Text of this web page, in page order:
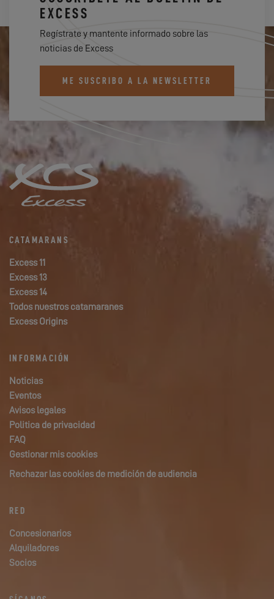
EXCESS
Regístrate y mantente informado sobre las
noticias de Excess
ME SUSCRIBO A LA NEWSLETTER
CATAMARANS
Excess 11
Excess 13
Excess 14
Todos nuestros catamaranes
Excess Origins
INFORMACIÓN
Noticias
Eventos
Avisos legales
Politica de privacidad
FAQ
Gestionar mis cookies
Rechazar las cookies de medición de audiencia
RED
Concesionarios
Alquiladores
Socios